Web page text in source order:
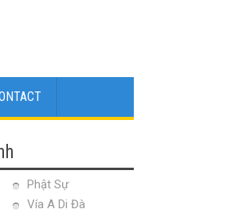
Phật Sự
Vía A Di Đà